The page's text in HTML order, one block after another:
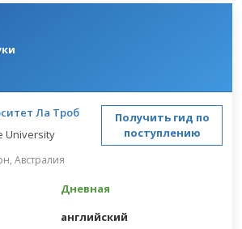
Ла Троб
University
Австралия
Получить гид по
поступлению
Дневная
английский